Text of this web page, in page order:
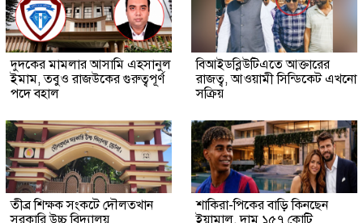
দুদকের মামলার আসামি এহসানুল
ইমাম, তবুও রাজউকের গুরুত্বপূর্ণ
পদে বহাল
বিআইডব্লিউটিএতে আক্তারের
রাজত্ব, আওয়ামী সিন্ডিকেট এখনো
সক্রিয়
তীব্র শিক্ষক সংকটে দৌলতখান
শাকিরা-পিকের বাড়ি কিনছেন